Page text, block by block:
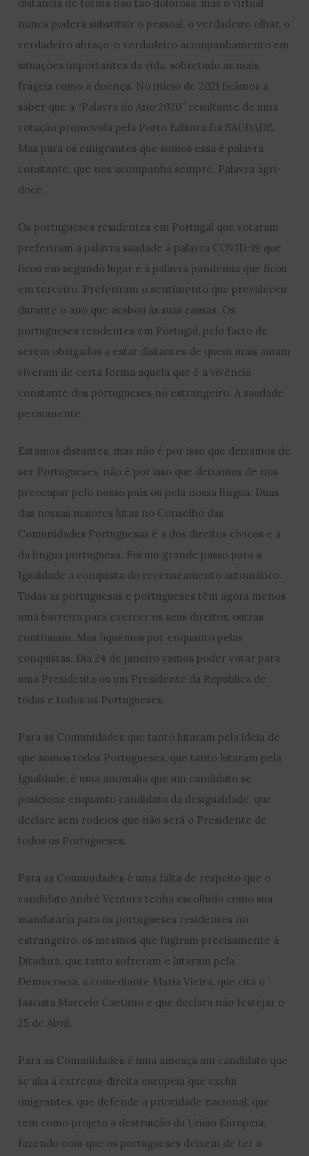
distância de forma não tão dolorosa, mas o virtual
nunca poderá substituir o pessoal, o verdadeiro olhar, o
verdadeiro abraço, o verdadeiro acompanhamento em
situações importantes da vida, sobretudo as mais
frágeis como a doença. No início de 2021 ficámos a
saber que a “Palavra do Ano 2020” resultante de uma
votação promovida pela Porto Editora foi SAUDADE.
Mas para os emigrantes que somos essa é palavra
constante, que nos acompanha sempre. Palavra agri-
doce.
Os portugueses residentes em Portugal que votaram
preferiram a palavra saudade à palavra COVID-19 que
ficou em segundo lugar e à palavra pandemia que ficou
em terceiro. Preferiram o sentimento que prevaleceu
durante o ano que acabou às suas causas. Os
portugueses residentes em Portugal, pelo facto de
serem obrigados a estar distantes de quem mais amam
viveram de certa forma aquela que é a vivência
constante dos portugueses no estrangeiro. A saudade
permanente.
Estamos distantes, mas não é por isso que deixamos de
ser Portugueses, não é por isso que deixamos de nos
preocupar pelo nosso país ou pela nossa língua. Duas
das nossas maiores lutas no Conselho das
Comunidades Portuguesas é a dos direitos cívicos e a
da língua portuguesa. Foi um grande passo para a
Igualdade a conquista do recenseamento automático.
Todas as portuguesas e portugueses têm agora menos
uma barreira para exercer os seus direitos, outras
continuam. Mas fiquemos por enquanto pelas
conquistas. Dia 24 de janeiro vamos poder votar para
uma Presidenta ou um Presidente da República de
todas e todos os Portugueses.
Para as Comunidades que tanto lutaram pela ideia de
que somos todos Portugueses, que tanto lutaram pela
Igualdade, é uma anomalia que um candidato se
posicione enquanto candidato da desigualdade, que
declare sem rodeios que não será o Presidente de
todos os Portugueses.
Para as Comunidades é uma falta de respeito que o
candidato André Ventura tenha escolhido como sua
mandatária para os portugueses residentes no
estrangeiro, os mesmos que fugiram precisamente à
Ditadura, que tanto sofreram e lutaram pela
Democracia, a comediante Maria Vieira, que cita o
fascista Marcelo Caetano e que declara não festejar o
25 de Abril.
Para as Comunidades é uma ameaça um candidato que
se alia à extrema-direita europeia que exclui
imigrantes, que defende a prioridade nacional, que
tem como projeto a destruição da União Europeia,
fazendo com que os portugueses deixem de ter a